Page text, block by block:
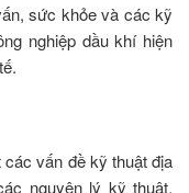
sức khỏe và các kỹ
nghiệp dầu khí hiện
vấn đề kỹ thuật địa
nguyên lý kỹ thuật,